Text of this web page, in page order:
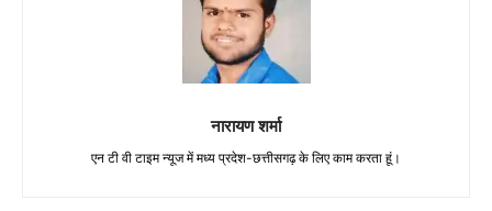
नारायण शर्मा
एन टी वी टाइम न्यूज में मध्य प्रदेश-छत्तीसगढ़ के लिए काम करता हूं।